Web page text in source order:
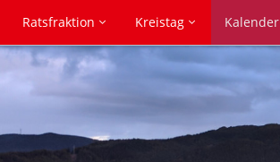
Ratsfraktion Kreistag Kalender